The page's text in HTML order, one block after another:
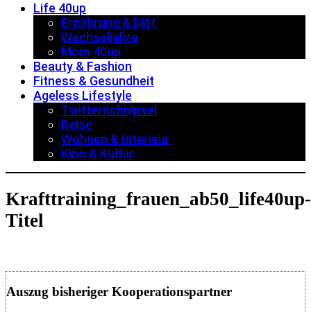
Life 40up
Ernährung & Diät
Wechseljahre
Mom 40up
Beauty & Fashion
Fitness & Gesundheit
Ageless Lifestyle
Twitterschnipsel
Reise
Wohnen & Interieur
Kino & Kultur
Krafttraining_frauen_ab50_life40up-
Titel
Auszug bisheriger Kooperationspartner